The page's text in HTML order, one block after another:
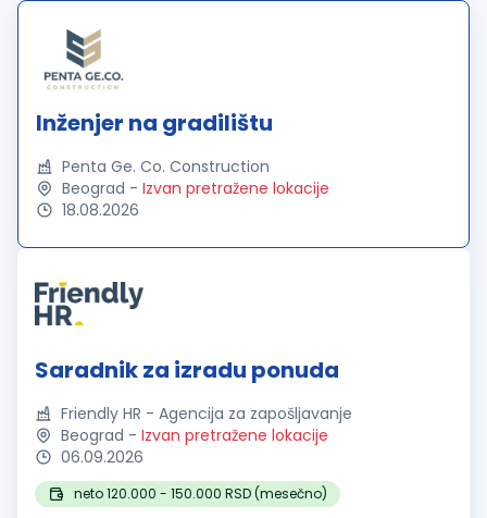
Inženjer na gradilištu
Penta Ge. Co. Construction
Beograd - Izvan pretražene lokacije
18.08.2026
Saradnik za izradu ponuda
Friendly HR - Agencija za zapošljavanje
Beograd - Izvan pretražene lokacije
06.09.2026
neto 120.000 - 150.000 RSD (mesečno)